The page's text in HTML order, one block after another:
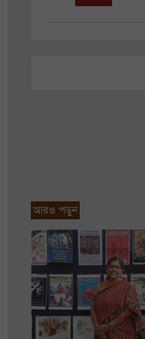
আরও পড়ুন